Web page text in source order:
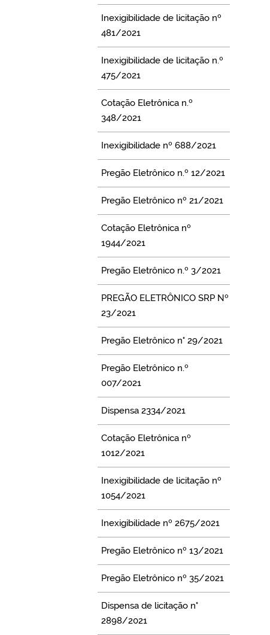
Inexigibilidade de licitação nº
481/2021
Inexigibilidade de licitação n.º
475/2021
Cotação Eletrônica n.º
348/2021
Inexigibilidade nº 688/2021
Pregão Eletrônico n.º 12/2021
Pregão Eletrônico nº 21/2021
Cotação Eletrônica nº
1944/2021
Pregão Eletrônico n.º 3/2021
PREGÃO ELETRÔNICO SRP Nº
23/2021
Pregão Eletrônico n° 29/2021
Pregão Eletrônico n.º
007/2021
Dispensa 2334/2021
Cotação Eletrônica nº
1012/2021
Inexigibilidade de licitação nº
1054/2021
Inexigibilidade nº 2675/2021
Pregão Eletrônico nº 13/2021
Pregão Eletrônico nº 35/2021
Dispensa de licitação n°
2898/2021